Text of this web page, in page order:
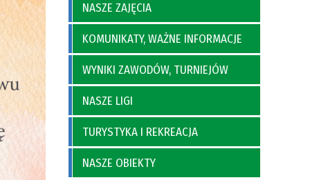
NASZE ZAJĘCIA
KOMUNIKATY, WAŻNE INFORMACJE
WYNIKI ZAWODÓW, TURNIEJÓW
NASZE LIGI
TURYSTYKA I REKREACJA
NASZE OBIEKTY